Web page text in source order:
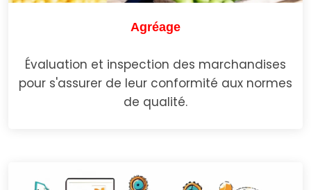
Agréage
Évaluation et inspection des marchandises
pour s'assurer de leur conformité aux normes
de qualité.